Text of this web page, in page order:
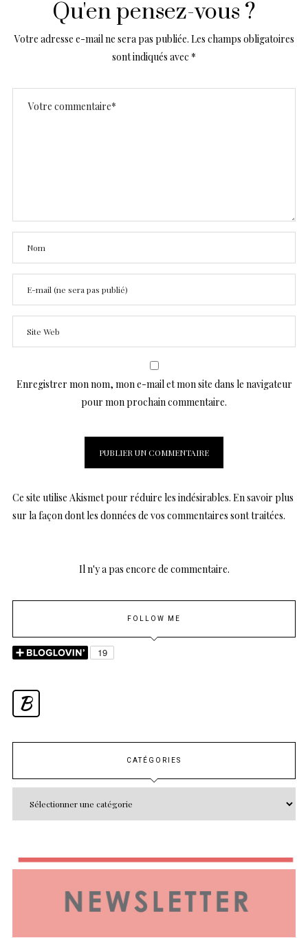
Qu'en pensez-vous ?
Votre adresse e-mail ne sera pas publiée. Les champs obligatoires
sont indiqués avec *
Enregistrer mon nom, mon e-mail et mon site dans le navigateur
pour mon prochain commentaire.
Ce site utilise Akismet pour réduire les indésirables. En savoir plus
sur la façon dont les données de vos commentaires sont traitées.
Il n'y a pas encore de commentaire.
FOLLOW ME
B
CATÉGORIES